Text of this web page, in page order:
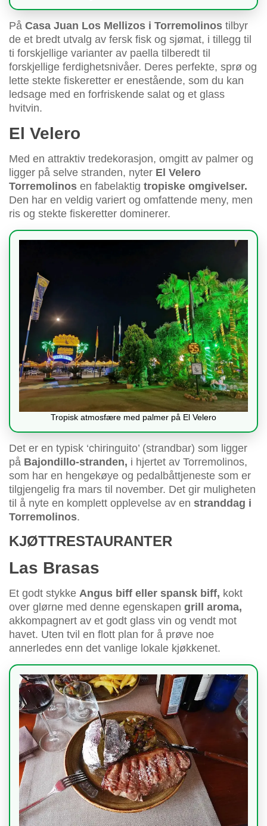
På Casa Juan Los Mellizos i Torremolinos tilbyr
de et bredt utvalg av fersk fisk og sjømat, i tillegg til
ti forskjellige varianter av paella tilberedt til
forskjellige ferdighetsnivåer. Deres perfekte, sprø og
lette stekte fiskeretter er enestående, som du kan
ledsage med en forfriskende salat og et glass
hvitvin.
El Velero
Med en attraktiv tredekorasjon, omgitt av palmer og
ligger på selve stranden, nyter El Velero
Torremolinos en fabelaktig tropiske omgivelser.
Den har en veldig variert og omfattende meny, men
ris og stekte fiskeretter dominerer.
Tropisk atmosfære med palmer på El Velero
Det er en typisk ‘chiringuito’ (strandbar) som ligger
på Bajondillo-stranden, i hjertet av Torremolinos,
som har en hengekøye og pedalbåttjeneste som er
tilgjengelig fra mars til november. Det gir muligheten
til å nyte en komplett opplevelse av en stranddag i
Torremolinos.
KJØTTRESTAURANTER
Las Brasas
Et godt stykke Angus biff eller spansk biff, kokt
over glørne med denne egenskapen grill aroma,
akkompagnert av et godt glass vin og vendt mot
havet. Uten tvil en flott plan for å prøve noe
annerledes enn det vanlige lokale kjøkkenet.